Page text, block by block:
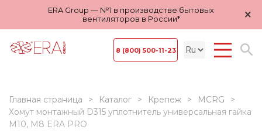
ERA Group — №1 в производстве бытовых
вентиляторов в России*
×
8 (800) 500-11-23
Главная страница Каталог Крепеж
MCRG
Хомут монтажный D315 уплотнитель универсальная гайка
М10, М8 ERA PRO